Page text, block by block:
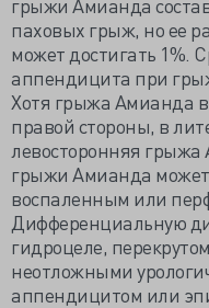
паховых грыж, но ее
может достигать 1%.
аппендицита при
Хотя грыжа Амианда в
правой стороны, в
левосторонняя
грыжи Амианда
воспаленным или
Дифференциальную
гидроцеле,
неотложными
аппендицитом или